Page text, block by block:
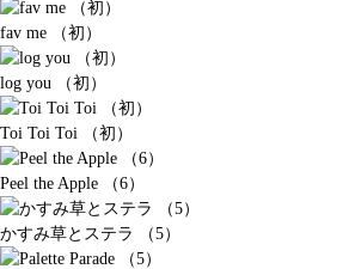
fav me （初）
log you （初）
Toi Toi Toi （初）
Peel the Apple （6）
かすみ草とステラ （5）